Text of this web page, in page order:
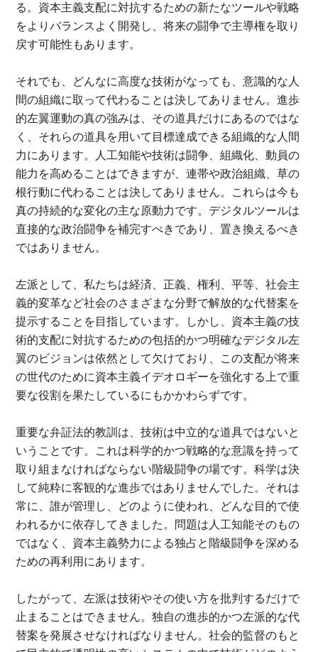
る。資本主義支配に対抗するための新たなツールや戦略
をよりバランスよく開発し、将来の闘争で主導権を取り
戻す可能性もあります。
それでも、どんなに高度な技術がなっても、意識的な人
間の組織に取って代わることは決してありません。進歩
的左翼運動の真の強みは、その道具だけにあるのではな
く、それらの道具を用いて目標達成できる組織的な人間
力にあります。人工知能や技術は闘争、組織化、動員の
能力を高めることはできますが、連帯や政治組織、草の
根行動に代わることは決してありません。これらは今も
真の持続的な変化の主な原動力です。デジタルツールは
直接的な政治闘争を補完すべきであり、置き換えるべき
ではありません。
左派として、私たちは経済、正義、権利、平等、社会主
義的変革など社会のさまざまな分野で解放的な代替案を
提示することを目指しています。しかし、資本主義の技
術的支配に対抗するための包括的かつ明確なデジタル左
翼のビジョンは依然として欠けており、この支配が将来
の世代のために資本主義イデオロギーを強化する上で重
要な役割を果たしているにもかかわらずです。
重要な弁証法的教訓は、技術は中立的な道具ではないと
いうことです。これは科学的かつ戦略的な意識を持って
取り組まなければならない階級闘争の場です。科学は決
して純粋に客観的な進歩ではありませんでした。それは
常に、誰が管理し、どのように使われ、どんな目的で使
われるかに依存してきました。問題は人工知能そのもの
ではなく、資本主義勢力による独占と階級闘争を深める
ための再利用にあります。
したがって、左派は技術やその使い方を批判するだけで
止まることはできません。独自の進歩的かつ左派的な代
替案を発展させなければなりません。社会的監督のもと